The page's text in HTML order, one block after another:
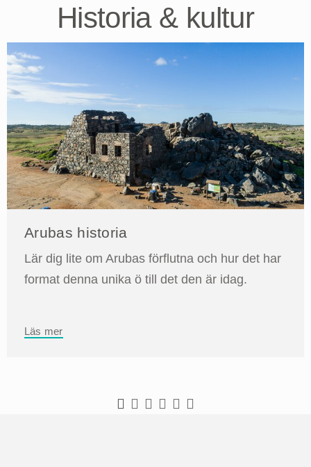
Historia & kultur
Arubas historia
Lär dig lite om Arubas förflutna och hur det har
format denna unika ö till det den är idag.
Läs mer